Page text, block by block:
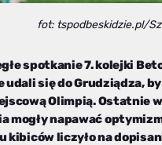
fot: tspodbeskidzie.pl/
spotkanie 7. kolejki
udali się do Grudziądza,
Olimpią. Ostatnie
mogły napawać
kibiców liczyło na